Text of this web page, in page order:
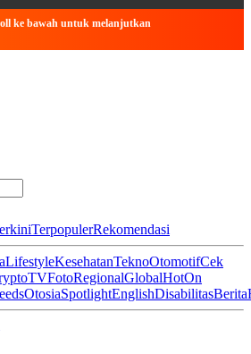
ke bawah untuk melanjutkan
TerpopulerRekomendasi
LifestyleKesehatanTeknoOtomotifCek
TVFotoRegionalGlobalHotOn
OtosiaSpotlightEnglishDisabilitasBerita